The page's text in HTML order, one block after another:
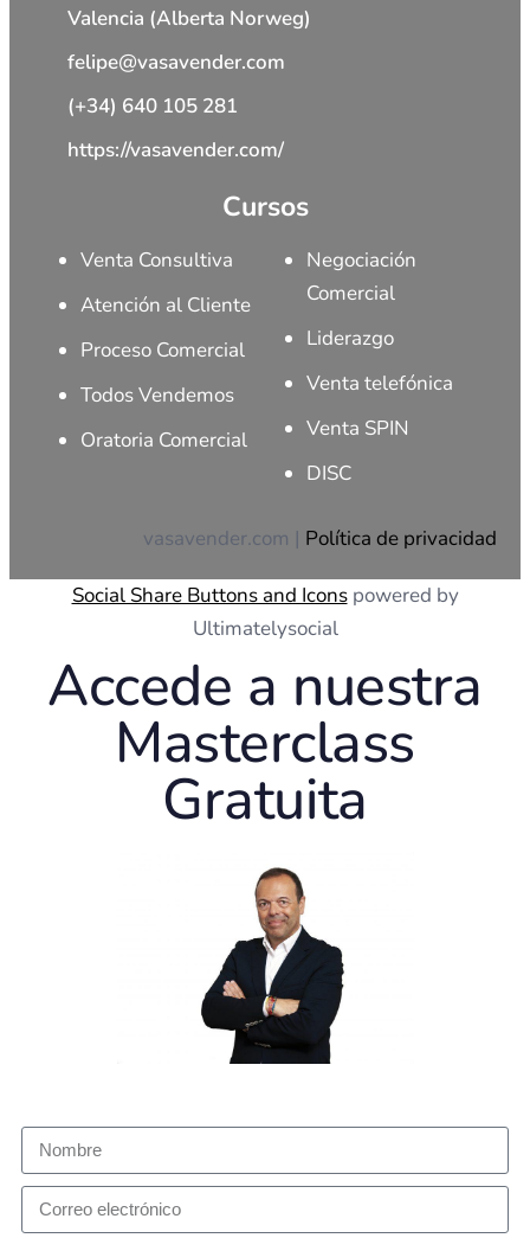
Valencia (Alberta Norweg)
felipe@vasavender.com
(+34) 640 105 281
https://vasavender.com/
Cursos
Venta Consultiva
Atención al Cliente
Proceso Comercial
Todos Vendemos
Oratoria Comercial
Negociación
Comercial
Liderazgo
Venta telefónica
Venta SPIN
DISC
vasavender.com | Política de privacidad
Social Share Buttons and Iconspowered by
Ultimatelysocial
Accede a nuestra
Masterclass
Gratuita